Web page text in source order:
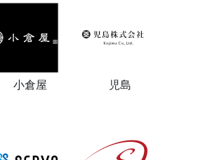
小倉屋 児島